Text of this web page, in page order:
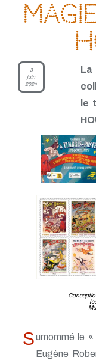
3
juin
2024
le
Surnommé le
Eugène